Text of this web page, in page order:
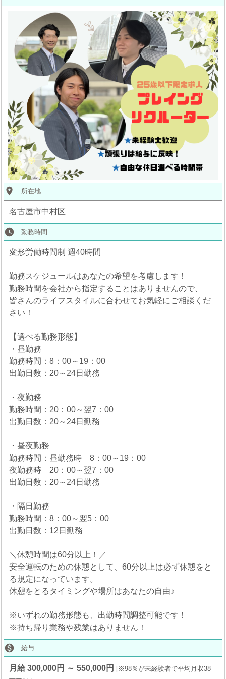
place 所在地
名古屋市中村区
watch_later 勤務時間
変形労働時間制 週40時間
勤務スケジュールはあなたの希望を考慮します！
勤務時間を会社から指定することはありませんので、
皆さんのライフスタイルに合わせてお気軽にご相談くだ
さい！
【選べる勤務形態】
・昼勤務
勤務時間：8：00～19：00
出勤日数：20～24日勤務
・夜勤務
勤務時間：20：00～翌7：00
出勤日数：20～24日勤務
・昼夜勤務
勤務時間：昼勤務時 8：00～19：00
夜勤務時 20：00～翌7：00
出勤日数：20～24日勤務
・隔日勤務
勤務時間：8：00～翌5：00
出勤日数：12日勤務
＼休憩時間は60分以上！／
安全運転のための休憩として、60分以上は必ず休憩をと
る規定になっています。
休憩をとるタイミングや場所はあなたの自由♪
※いずれの勤務形態も、出勤時間調整可能です！
※持ち帰り業務や残業はありません！
 給与
月給 300,000円 ～ 550,000円
※98％が未経験者で平均月収38